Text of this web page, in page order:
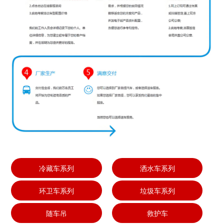
冷藏车系列 洒水车系列
环卫车系列 垃圾车系列
随车吊 救护车